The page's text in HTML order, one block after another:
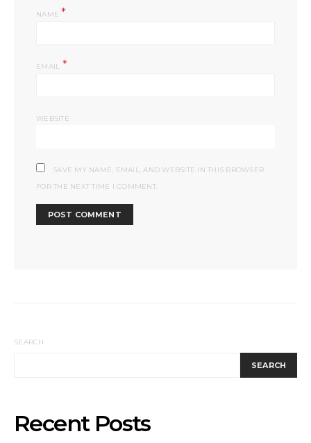
NAME*
EMAIL *
WEBSITE
SAVE MY NAME, EMAIL, AND WEBSITE IN THIS BROWSER
FOR THE NEXT TIME I COMMENT.
SEARCH
SEARCH
Recent Posts